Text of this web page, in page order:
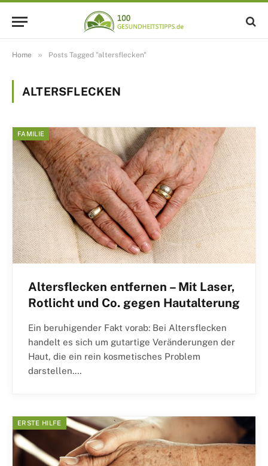
Home » Posts Tagged "altersflecken"
ALTERSFLECKEN
FAMILIE
Altersflecken entfernen – Mit Laser,
Rotlicht und Co. gegen Hautalterung
Ein beruhigender Fakt vorab: Bei Altersflecken
handelt es sich um gutartige Veränderungen der
Haut, die ein rein kosmetisches Problem
darstellen.…
ERSTE HILFE